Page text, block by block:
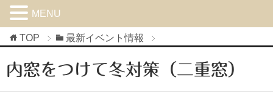
TOP 最新イベント情報
内窓をつけて冬対策（二重窓）
MENU